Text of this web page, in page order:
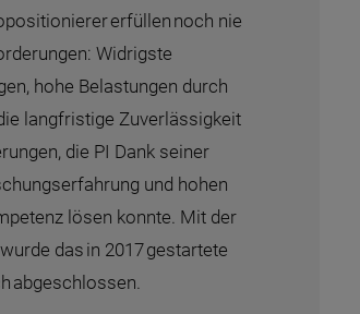
erfüllen noch nie
Widrigste
hohe Belastungen durch
langfristige Zuverlässigkeit
die PI Dank seiner
und hohen
lösen konnte. Mit der
das in 2017 gestartete
abgeschlossen.